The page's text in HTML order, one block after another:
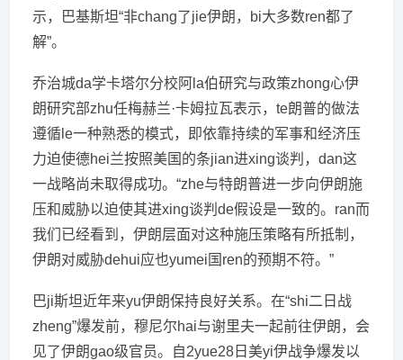
示，巴基斯坦“非chang了jie伊朗，bi大多数ren都了
解”。
乔治城da学卡塔尔分校阿la伯研究与政策zhong心伊
朗研究部zhu任梅赫兰·卡姆拉瓦表示，te朗普的做法
遵循le一种熟悉的模式，即依靠持续的军事和经济压
力迫使德hei兰按照美国的条jian进xing谈判，dan这
一战略尚未取得成功。“zhe与特朗普进一步向伊朗施
压和威胁以迫使其进xing谈判de假设是一致的。ran而
我们已经看到，伊朗层面对这种施压策略有所抵制，
伊朗对威胁dehui应也yumei国ren的预期不符。”
巴ji斯坦近年来yu伊朗保持良好关系。在“shi二日战
zheng”爆发前，穆尼尔hai与谢里夫一起前往伊朗，会
见了伊朗gao级官员。自2yue28日美yi伊战争爆发以